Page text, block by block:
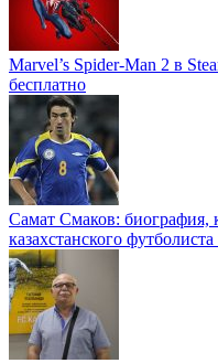
Marvel’s Spider-Man 2 в
бесплатно
Самат Смаков: биография,
казахстанского